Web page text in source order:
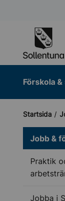
Förskola &
Startsida
Jobb &
Praktik
Jobba i